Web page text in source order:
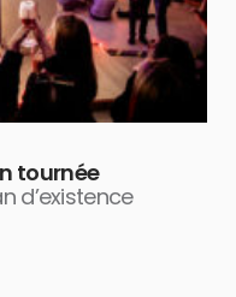
tournée
d’existence